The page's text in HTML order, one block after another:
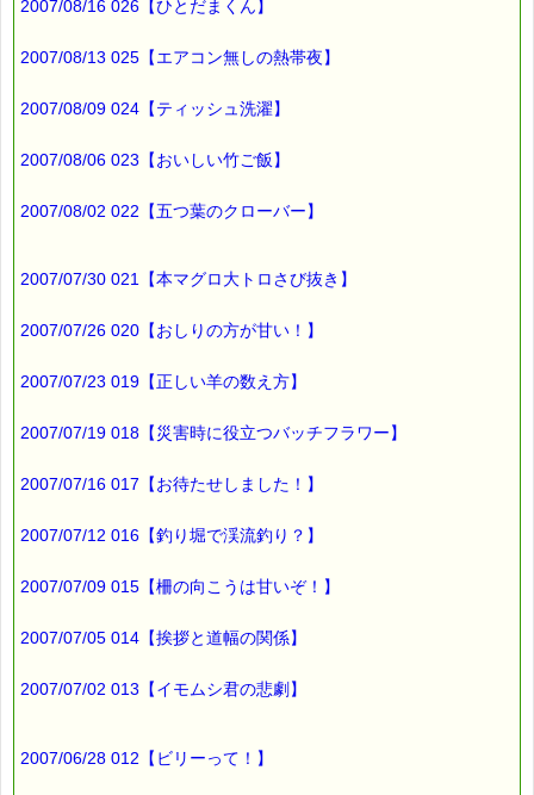
過去の記憶が美化されることありますよね。
15年以上も前の社員旅行、
その時の楽しかった気持ちが
「とってもおいしい」と記憶されたのかも知れませんね (*^_^*)
昔はよかったなぁ・・・・と
━━━━━━━━━━━━━━━━━━━━☆
ようになれます
https://pass-thyme.com/special/s015_01.asp
▼過去のオススメ情報
■ｅパスタイム通信編集長 ルコ＠千葉るみこ 編集後記
━━━━☆
スパリゾートハワイアンズ
2007/08/16 026【ひとだまくん】
2007/08/13 025【エアコン無しの熱帯夜】
2007/08/09 024【ティッシュ洗濯】
2007/08/06 023【おいしい竹ご飯】
2007/08/02 022【五つ葉のクローバー】
2007/07/30 021【本マグロ大トロさび抜き】
2007/07/26 020【おしりの方が甘い！】
2007/07/23 019【正しい羊の数え方】
2007/07/19 018【災害時に役立つバッチフラワー】
2007/07/16 017【お待たせしました！】
2007/07/12 016【釣り堀で渓流釣り？】
2007/07/09 015【柵の向こうは甘いぞ！】
2007/07/05 014【挨拶と道幅の関係】
2007/07/02 013【イモムシ君の悲劇】
2007/06/28 012【ビリーって！】